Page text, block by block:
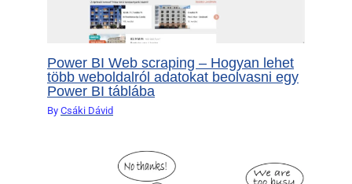
Power BI Web scraping – Hogyan lehet
több weboldalról adatokat beolvasni egy
Power BI táblába
By Csáki Dávid